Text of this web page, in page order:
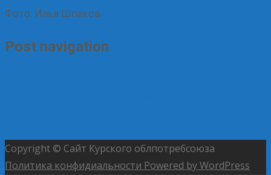
Фото: Илья Шпаков.
Post navigation
Copyright © Сайт Курского облпотребсоюза
Политика конфидиальности Powered by WordPress